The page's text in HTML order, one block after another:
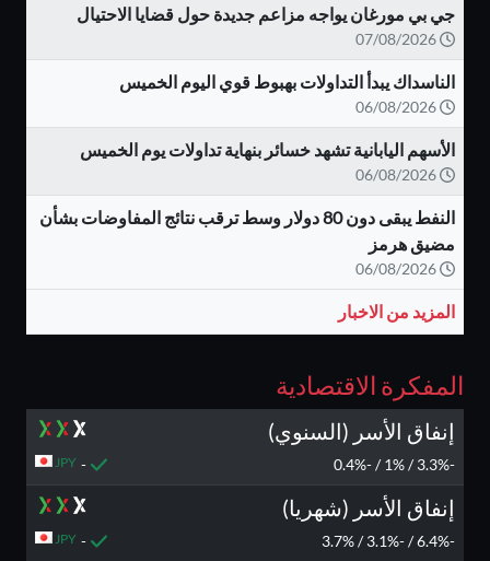
جي بي مورغان يواجه مزاعم جديدة حول قضايا الاحتيال
الناسداك يبدأ التداولات بهبوط قوي اليوم الخميس
الأسهم اليابانية تشهد خسائر بنهاية تداولات يوم الخميس
النفط يبقى دون 80 دولار وسط ترقب نتائج المفاوضات بشأن
مضيق هرمز
المزيد من الاخبار
المفكرة الاقتصادية
إنفاق الأسر (السنوي)
-3.3% / 1% / -0.4%
-
JPY
إنفاق الأسر (شهريا)
-6.4% / -3.1% / 3.7%
-
JPY